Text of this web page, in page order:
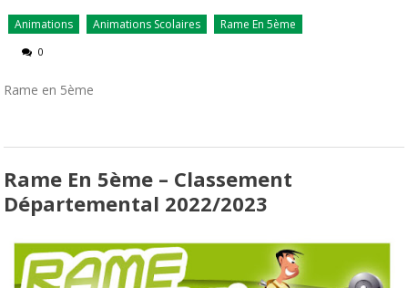
Animations Animations Scolaires Rame En 5ème
0
Rame en 5ème
Rame En 5ème – Classement
Départemental 2022/2023